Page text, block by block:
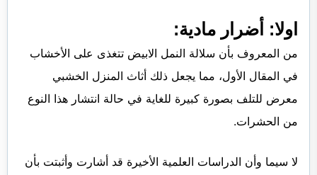
اولا: أضرار مادية:
من المعروف بأن سلالة النمل الابيض تتغذى على الأخشاب
في المقال الأول، مما يجعل ذلك أثاث المنزل الخشبي
معرض للتلف بصورة كبيرة للغاية في حالة انتشار هذا النوع
من الحشرات.
لا سيما وأن الدراسات العلمية الأخيرة قد أشارت وأثبتت بأن